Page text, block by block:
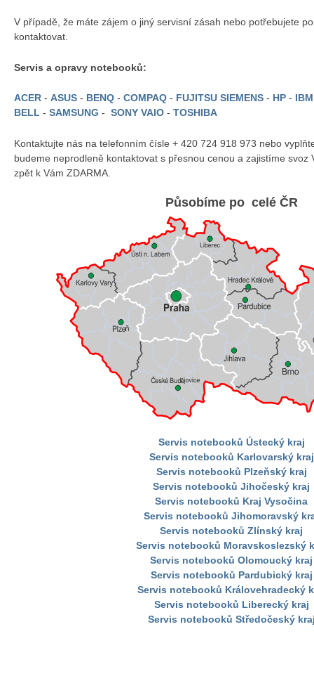
V případě, že máte zájem o jiný servisní zásah nebo potřebujete
kontaktovat.
Servis a opravy notebooků:
ACER - ASUS - BENQ - COMPAQ - FUJITSU SIEMENS - HP -
BELL - SAMSUNG - SONY VAIO - TOSHIBA
Kontaktujte nás na telefonním čísle + 420 724 918 973 nebo
budeme neprodleně kontaktovat s přesnou cenou a zajistíme svoz
zpět k Vám ZDARMA.
Působíme po celé ČR
Servis notebooků Ústecký kraj
Servis notebooků Karlovarský kraj
Servis notebooků Plzeňský kraj
Servis notebooků Jihočeský kraj
Servis notebooků Kraj Vysočina
Servis notebooků Jihomoravský
Servis notebooků Zlínský kraj
Servis notebooků Moravskoslezský
Servis notebooků Olomoucký kraj
Servis notebooků Pardubický kraj
Servis notebooků Královehradecký
Servis notebooků Liberecký kraj
Servis notebooků Středočeský